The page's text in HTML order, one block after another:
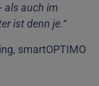
als auch im
ist denn je.“
smartOPTIMO